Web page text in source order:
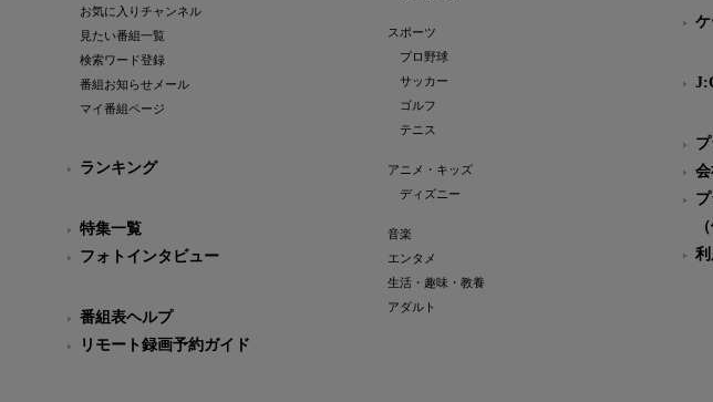
お気に入りチャンネル
見たい番組一覧
検索ワード登録
番組お知らせメール
マイ番組ページ
ランキング
特集一覧
フォトインタビュー
番組表ヘルプ
リモート録画予約ガイド
スポーツ
プロ野球
サッカー
ゴルフ
テニス
アニメ・キッズ
ディズニー
音楽
エンタメ
生活・趣味・教養
アダルト